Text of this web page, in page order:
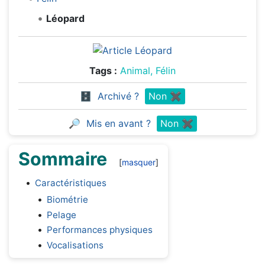
Léopard
Tags : Animal, Félin
🗄️ Archivé ? Non ✖️
🔎 Mis en avant ? Non ✖️
Sommaire
Caractéristiques
Biométrie
Pelage
Performances physiques
Vocalisations